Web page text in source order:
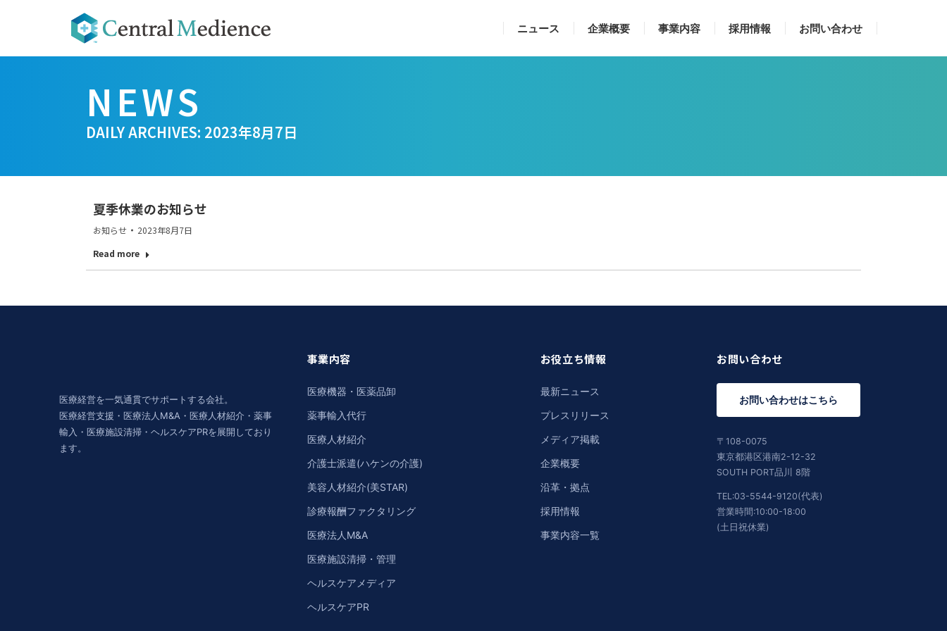
ニュース 企業概要 事業内容 採用情報 お問い合わせ
DAILY ARCHIVES: 2023年8月7日
夏季休業のお知らせ
お知らせ
2023年8月7日
Read more
医療経営を一気通貫でサポートする会社。
医療経営支援・医療法人M&A・医療人材紹介・薬事
輸入・医療施設清掃・ヘルスケアPRを展開しており
ます。
事業内容
医療機器・医薬品卸
薬事輸入代行
医療人材紹介
介護士派遣(ハケンの介護)
美容人材紹介(美STAR)
診療報酬ファクタリング
医療法人M&A
医療施設清掃・管理
ヘルスケアメディア
ヘルスケアPR
お役立ち情報
最新ニュース
プレスリリース
メディア掲載
企業概要
沿革・拠点
採用情報
事業内容一覧
お問い合わせ
お問い合わせはこちら
〒108-0075
東京都港区港南2-12-32
SOUTH PORT品川 8階
TEL:03-5544-9120(代表)
営業時間:10:00-18:00
(土日祝休業)